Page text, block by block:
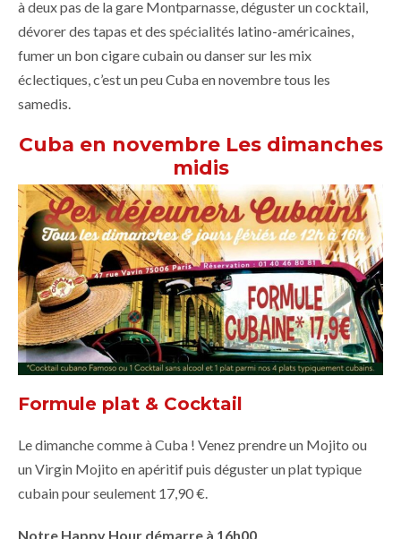
à deux pas de la gare Montparnasse, déguster un cocktail,
dévorer des tapas et des spécialités latino-américaines,
fumer un bon cigare cubain ou danser sur les mix
éclectiques, c’est un peu Cuba en novembre tous les
samedis.
Cuba en novembre Les dimanches
midis
Formule plat & Cocktail
Le dimanche comme à Cuba ! Venez prendre un Mojito ou
un Virgin Mojito en apéritif puis déguster un plat typique
cubain pour seulement 17,90 €.
Notre Happy Hour démarre à 16h00.